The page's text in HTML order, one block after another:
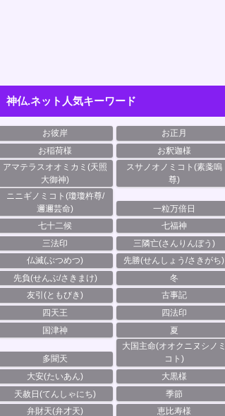
神仏.ネット人気キーワード
お彼岸
お正月
お稲荷様
お釈迦様
アマテラスオオミカミ(天照
大御神)
スサノオノミコト(素戔嗚
尊)
ニニギノミコト(瓊瓊杵尊/
邇邇芸命)
一粒万倍日
七十二候
七福神
三法印
三隣亡(さんりんぼう)
仏滅(ぶつめつ)
先勝(せんしょう/さきがち)
先負(せんぶ/さきまけ)
冬
友引(ともびき)
古事記
四天王
四法印
国津神
夏
多聞天
大国主命(オオクニヌシノミ
コト)
大安(たいあん)
大黒様
天赦日(てんしゃにち)
季節
弁財天(弁才天)
恵比寿様